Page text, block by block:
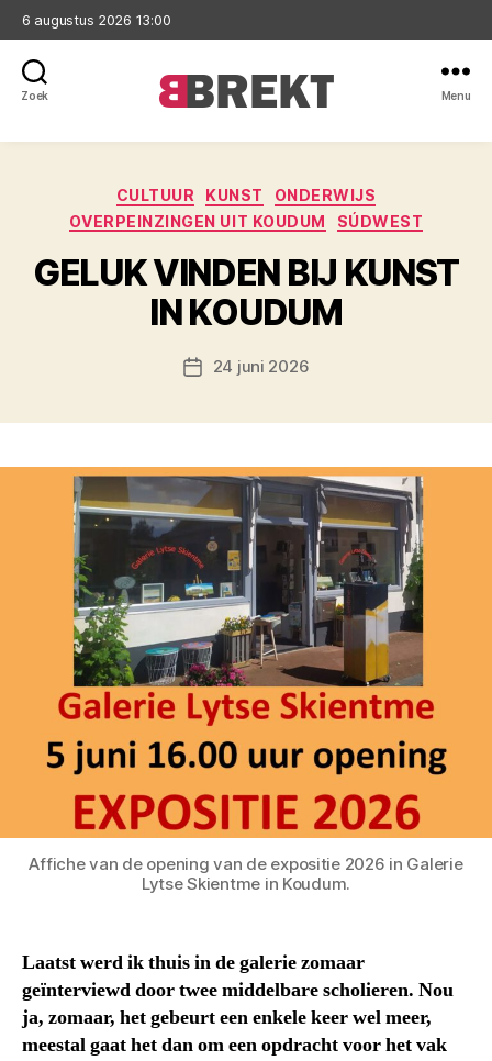
6 augustus 2026 13:00
Zoek Menu
Categorieën
CULTUUR KUNST
ONDERWIJS
OVERPEINZINGEN UIT KOUDUM
SÚDWEST
GELUK VINDEN BIJ KUNST
IN KOUDUM
Berichtdatum
24 juni 2026
Affiche van de opening van de expositie 2026 in Galerie
Lytse Skientme in Koudum.
Laatst werd ik thuis in de galerie zomaar
geïnterviewd door twee middelbare scholieren. Nou
ja, zomaar, het gebeurt een enkele keer wel meer,
meestal gaat het dan om een opdracht voor het vak